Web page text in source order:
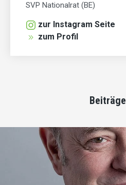
SVP Nationalrat (BE)
zur Instagram Seite
zum Profil
Beiträge